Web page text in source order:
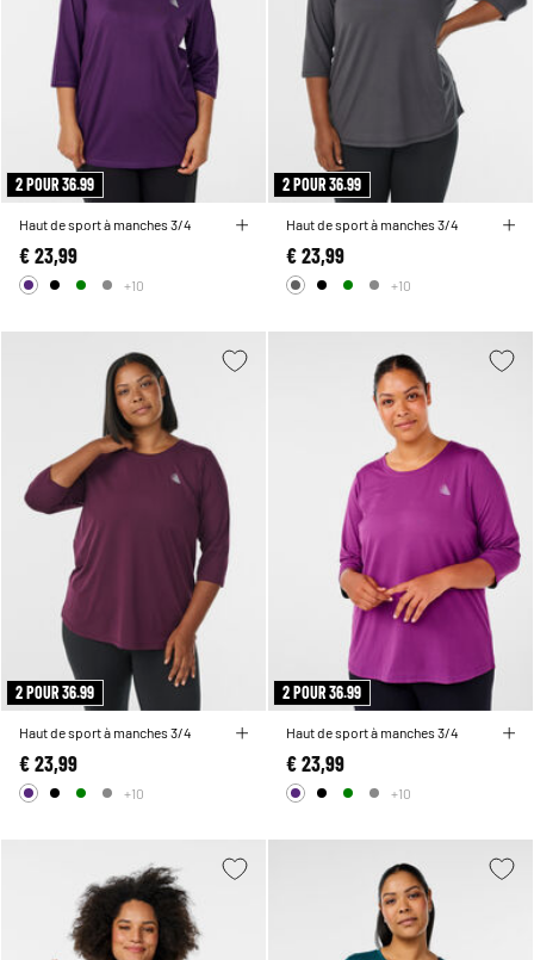
2 POUR 36.99
Haut de sport à manches 3/4
€ 23,99
+10
2 POUR 36.99
Haut de sport à manches 3/4
€ 23,99
+10
2 POUR 36.99
Haut de sport à manches 3/4
€ 23,99
+10
2 POUR 36.99
Haut de sport à manches 3/4
€ 23,99
+10